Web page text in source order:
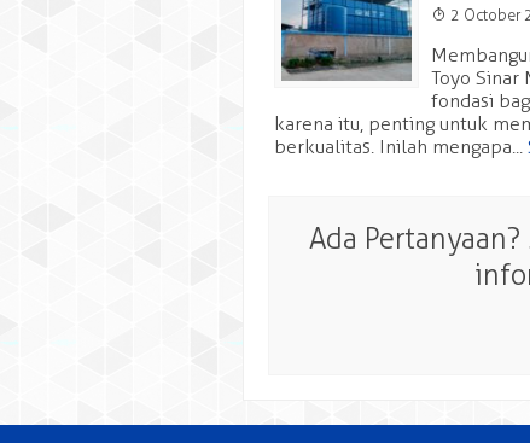
T 2 October
Toyo Sinar
fondasi
karena itu, penting untuk
berkualitas. Inilah mengapa...
Ada